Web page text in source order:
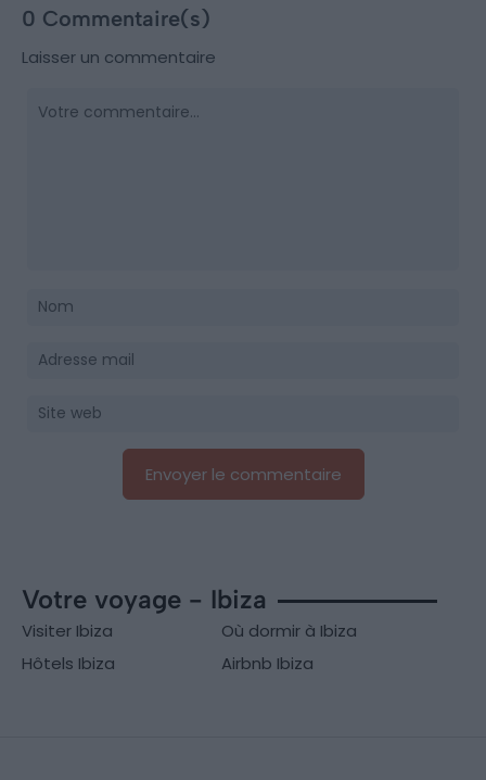
0 Commentaire(s)
Laisser un commentaire
Votre voyage - Ibiza
Visiter Ibiza
Où dormir à Ibiza
Hôtels Ibiza
Airbnb Ibiza